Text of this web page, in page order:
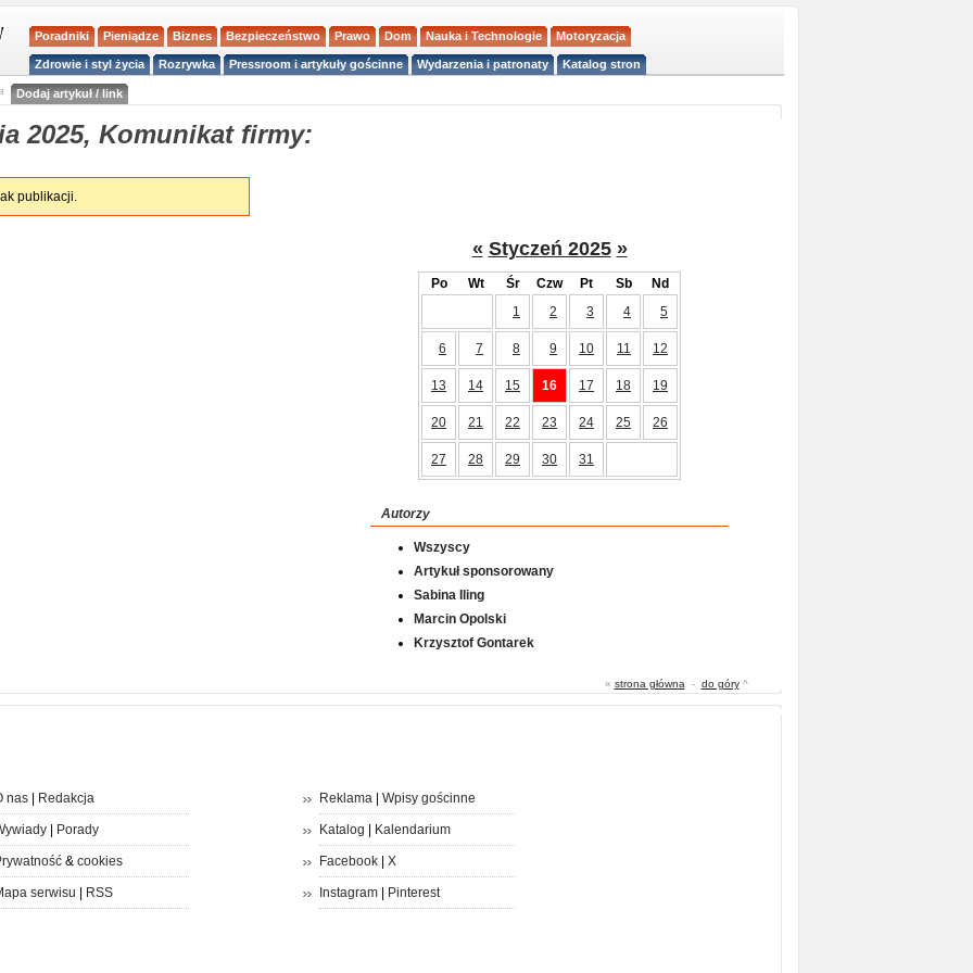
Poradniki Pieniądze Biznes Bezpieczeństwo Prawo Dom Nauka i Technologie Motoryzacja
Zdrowie i styl życia Rozrywka Pressroom i artykuły gościnne Wydarzenia i patronaty Katalog stron
Dodaj artykuł / link
2025, Komunikat firmy:
publikacji.
« Styczeń 2025 »
Po Wt Śr Czw Pt Sb
Nd
1
2 3 4 5
6 7 8 9 10 11 12
13 14 15 16 17 18 19
20 21 22 23 24 25 26
27 28 29 30 31
Autorzy
Wszyscy
Artykuł sponsorowany
Sabina Iling
Marcin Opolski
Krzysztof Gontarek
« strona główna - do góry^
nas| Redakcja
| Porady
& cookies
serwisu RSS
Reklama| Wpisy gościnne
Katalog Kalendarium
Facebook| X
Instagram| Pinterest